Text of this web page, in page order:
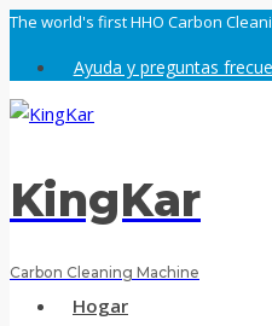
Saltar
contenido
The world's first HHO Carbon
Ayuda y preguntas
KingKar
Carbon Cleaning Machine
Hogar